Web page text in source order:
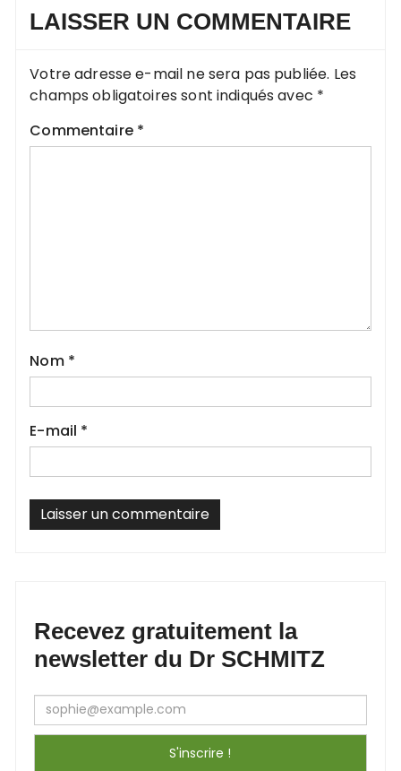
LAISSER UN COMMENTAIRE
Votre adresse e-mail ne sera pas publiée. Les
champs obligatoires sont indiqués avec *
Commentaire *
Nom *
E-mail *
Recevez gratuitement la
newsletter du Dr SCHMITZ